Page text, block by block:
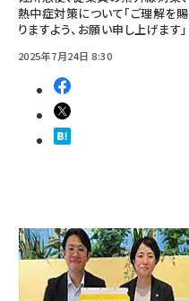
熱中症対策について「ご理解を賜
りますよう、お願い申し上げます」
2025年7月24日 8:30